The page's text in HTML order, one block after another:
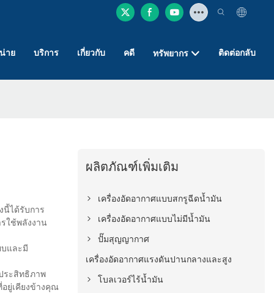
าย บริการ เกี่ยวกับ คดี ทรัพยากร ติดต่อกลับ
ได้รับการ
ใช้พลังงาน
และมี
ระสิทธิภาพ
ยู่เคียงข้างคุณ
ผลิตภัณฑ์เพิ่มเติม
เครื่องอัดอากาศแบบสกรูฉีดน้ำมัน
เครื่องอัดอากาศแบบไม่มีน้ำมัน
ปั๊มสุญญากาศ
เครื่องอัดอากาศแรงดันปานกลางและสูง
โบลเวอร์ไร้น้ำมัน